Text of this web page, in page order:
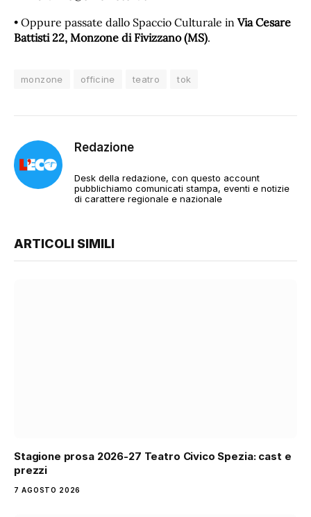
• Oppure passate dallo Spaccio Culturale in Via Cesare
Battisti 22, Monzone di Fivizzano (MS).
monzone officine teatro tok
Redazione
Desk della redazione, con questo account
pubblichiamo comunicati stampa, eventi e notizie
di carattere regionale e nazionale
ARTICOLI SIMILI
Stagione prosa 2026-27 Teatro Civico Spezia: cast e
prezzi
7 AGOSTO 2026